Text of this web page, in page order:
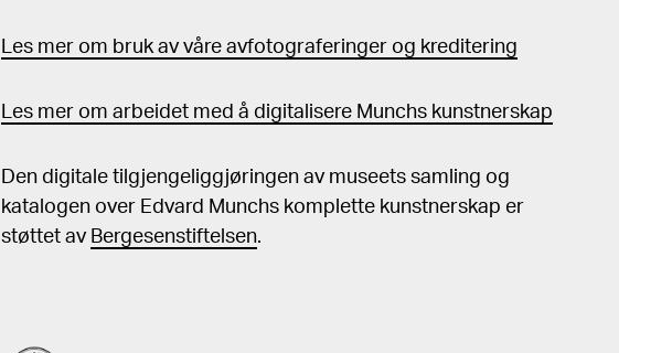
Les mer om bruk av våre avfotograferinger og kreditering
Les mer om arbeidet med å digitalisere Munchs kunstnerskap
Den digitale tilgjengeliggjøringen av museets samling og
katalogen over Edvard Munchs komplette kunstnerskap er
støttet av Bergesenstiftelsen.